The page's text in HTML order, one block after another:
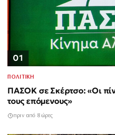
01
ΠΟΛΙΤΙΚΗ
ΠΑΣΟΚ σε Σκέρτσο: «Οι
τους επόμενους»
πριν από 8 ώρες